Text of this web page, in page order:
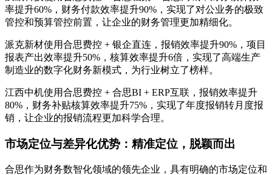
率提升60%，财务付款效率提升90%，实现了对公业务的极致
管控和预算管控前置，让企业的财务管理更加精细化。
派克新材使用合思费控 + 银企直连，报销效率提升90%，项目
报表产出效率提升50%，核算效率提升6倍，实现了高端生产
制造业的数字化财务新模式，为行业树立了榜样。
江西中机使用合思费控 + 合思BI + ERP互联，报销效率提升
80%，财务补贴核算效率提升75%，实现了年度报销转月度报
销，让企业的报销流程更加科学合理。
市场定位与差异化优势：精准定位，脱颖而出
合思作为财务数智化领域的领先企业，具有明确的市场定位和